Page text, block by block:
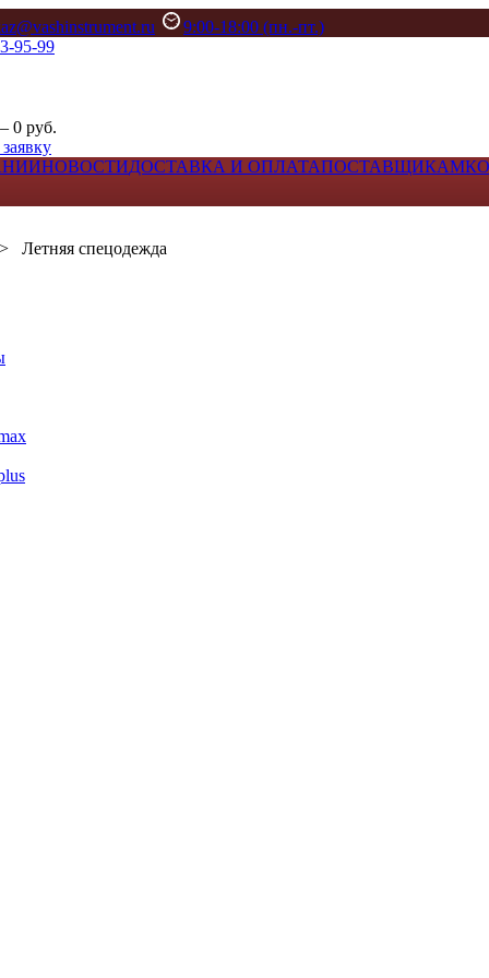
9:00-18:00 (пн.-пт.)
95-99
0 руб.
НОВОСТИДОСТАВКА И ОПЛАТАПОСТАВЩИКАМ
> Летняя спецодежда